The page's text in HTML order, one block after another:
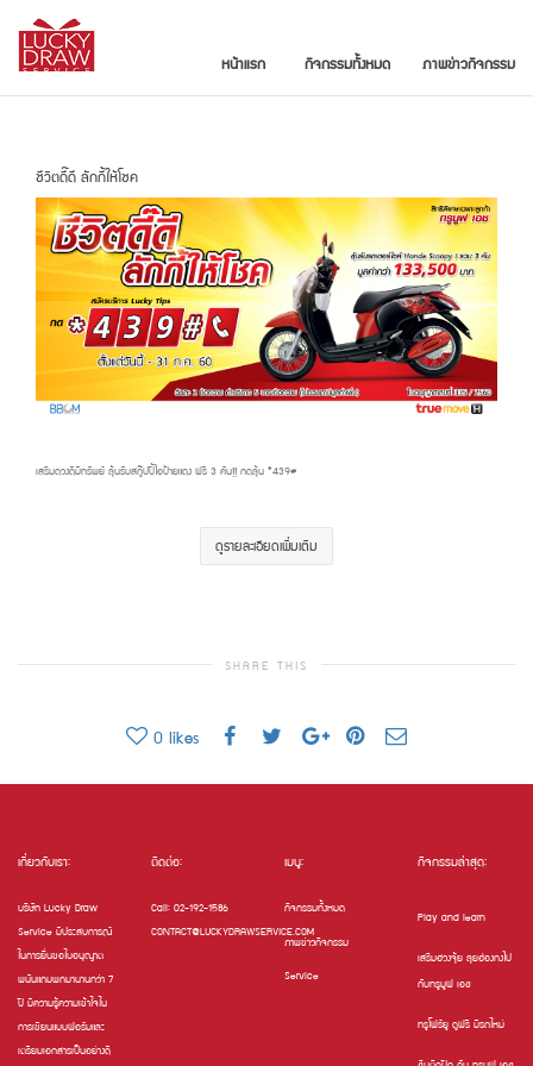
หน้าแรก กิจกรรมทั้งหมด ภาพข่าวกิจกรรม
ชีวิตดี๊ดี ลักกี้ให้โชค
เสริมดวงดีมีทรัพย์ ลุ้นรับสกู๊ปปี้ไอป้ายแดง ฟรี 3 คัน!! กดลุ้น *439#
ดูรายละเอียดเพิ่มเติม
SHARE THIS
0likes
เกี่ยวกับเรา:
บริษัท Lucky Draw
Service มีประสบการณ์
ในการยื่นขอใบอนุญาต
พนันแถมพกมานานกว่า 7
ปี มีความรู้ความเข้าใจใน
การเขียนแบบฟอร์มและ
เตรียมเอกสารเป็นอย่างดี
ติดต่อ:
Call: 02-192-1586
CONTACT@LUCKYDRAWSERVICE.COM
เมนู:
กิจกรรมทั้งหมด
ภาพข่าวกิจกรรม
Service
กิจกรรมล่าสุด:
Play and learn
เสริมฮวงจุ้ย ลุยฮ่องกงไป
กับทรูมูฟ เอช
ทรูโฟร์ยู ดูฟรี มีรถใหม่